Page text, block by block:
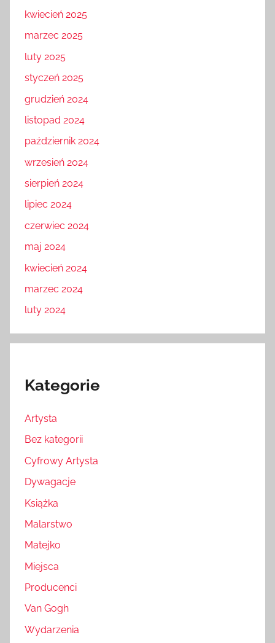
kwiecień 2025
marzec 2025
luty 2025
styczeń 2025
grudzień 2024
listopad 2024
październik 2024
wrzesień 2024
sierpień 2024
lipiec 2024
czerwiec 2024
maj 2024
kwiecień 2024
marzec 2024
luty 2024
Kategorie
Artysta
Bez kategorii
Cyfrowy Artysta
Dywagacje
Książka
Malarstwo
Matejko
Miejsca
Producenci
Van Gogh
Wydarzenia